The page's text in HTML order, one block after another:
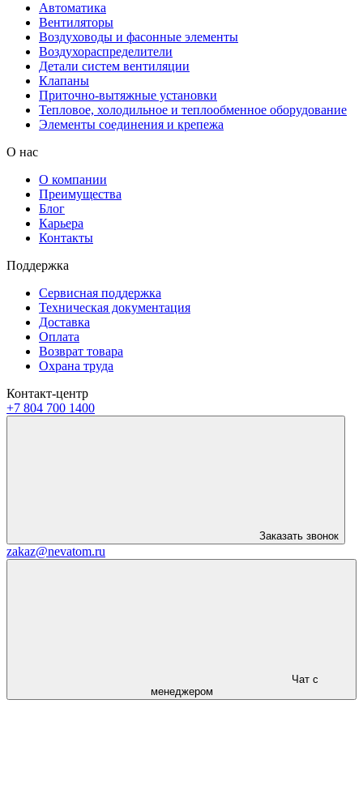
Автоматика
Вентиляторы
Воздуховоды и фасонные элементы
Воздухораспределители
Детали систем вентиляции
Клапаны
Приточно-вытяжные установки
Тепловое, холодильное и теплообменное оборудование
Элементы соединения и крепежа
О нас
О компании
Преимущества
Блог
Карьера
Контакты
Поддержка
Сервисная поддержка
Техническая документация
Доставка
Оплата
Возврат товара
Охрана труда
Контакт-центр
+7 804 700 1400
Заказать звонок
zakaz@nevatom.ru
Чат с
менеджером